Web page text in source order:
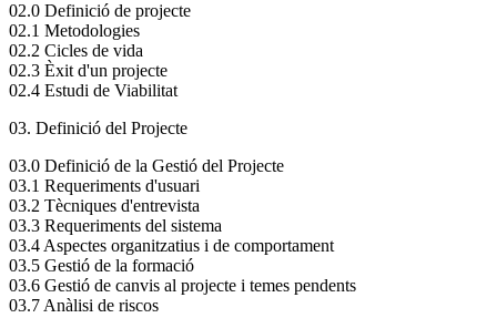
02.0 Definició de projecte
02.1 Metodologies
02.2 Cicles de vida
02.3 Èxit d'un projecte
02.4 Estudi de Viabilitat
03. Definició del Projecte
03.0 Definició de la Gestió del Projecte
03.1 Requeriments d'usuari
03.2 Tècniques d'entrevista
03.3 Requeriments del sistema
03.4 Aspectes organitzatius i de comportament
03.5 Gestió de la formació
03.6 Gestió de canvis al projecte i temes pendents
03.7 Anàlisi de riscos